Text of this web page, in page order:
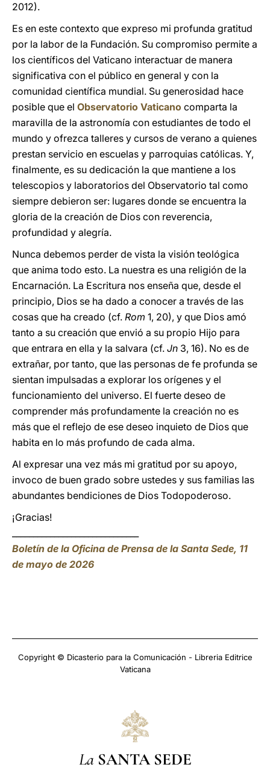
2012).
Es en este contexto que expreso mi profunda gratitud
por la labor de la Fundación. Su compromiso permite a
los científicos del Vaticano interactuar de manera
significativa con el público en general y con la
comunidad científica mundial. Su generosidad hace
posible que el Observatorio Vaticano comparta la
maravilla de la astronomía con estudiantes de todo el
mundo y ofrezca talleres y cursos de verano a quienes
prestan servicio en escuelas y parroquias católicas. Y,
finalmente, es su dedicación la que mantiene a los
telescopios y laboratorios del Observatorio tal como
siempre debieron ser: lugares donde se encuentra la
gloria de la creación de Dios con reverencia,
profundidad y alegría.
Nunca debemos perder de vista la visión teológica
que anima todo esto. La nuestra es una religión de la
Encarnación. La Escritura nos enseña que, desde el
principio, Dios se ha dado a conocer a través de las
cosas que ha creado (cf. Rom 1, 20), y que Dios amó
tanto a su creación que envió a su propio Hijo para
que entrara en ella y la salvara (cf. Jn 3, 16). No es de
extrañar, por tanto, que las personas de fe profunda se
sientan impulsadas a explorar los orígenes y el
funcionamiento del universo. El fuerte deseo de
comprender más profundamente la creación no es
más que el reflejo de ese deseo inquieto de Dios que
habita en lo más profundo de cada alma.
Al expresar una vez más mi gratitud por su apoyo,
invoco de buen grado sobre ustedes y sus familias las
abundantes bendiciones de Dios Todopoderoso.
¡Gracias!
Boletín de la Oficina de Prensa de la Santa Sede, 11
de mayo de 2026
Copyright © Dicasterio para la Comunicación - Libreria Editrice
Vaticana
La SANTA SEDE